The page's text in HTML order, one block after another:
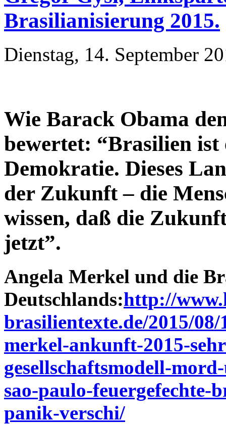
Brasilianisierung 2015.
Dienstag, 14. September
Wie Barack Obama
bewertet: “Brasilien ist
Demokratie. Dieses
der Zukunft – die
wissen, daß die
jetzt”.
Angela Merkel und die
Deutschlands:http://
brasilientexte.de/2015/
merkel-ankunft-2015-
gesellschaftsmodell-
sao-paulo-feuergefechte-
panik-verschi/